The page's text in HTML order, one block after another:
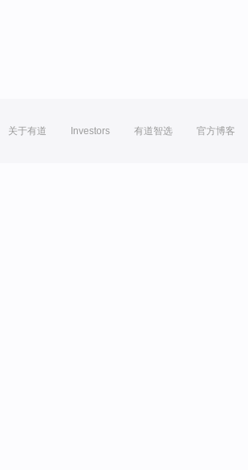
关于有道 Investors 有道智选 官方博客